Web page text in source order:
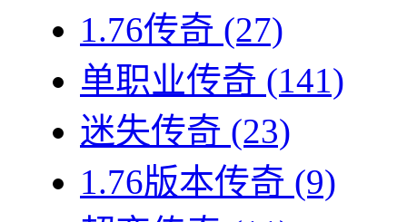
1.76传奇 (27)
单职业传奇 (141)
迷失传奇 (23)
1.76版本传奇 (9)